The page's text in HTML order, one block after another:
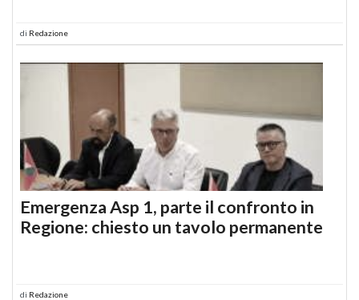
di Redazione
Emergenza Asp 1, parte il confronto in
Regione: chiesto un tavolo permanente
di Redazione